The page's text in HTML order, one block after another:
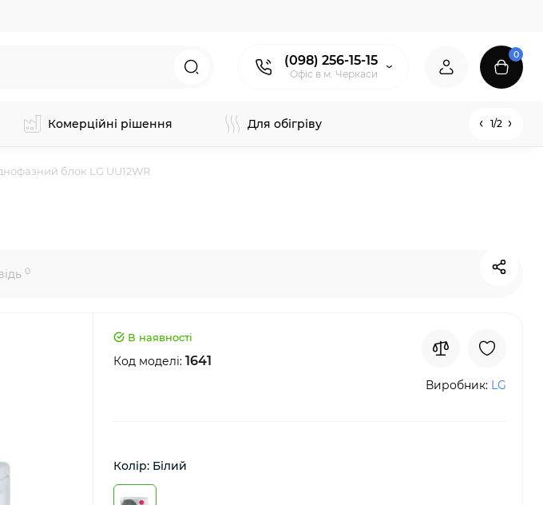
(098) 256-15-15
Офіс в м. Черкаси
0
Комерційні рішення Для обігріву 1/2
блок LG UU12WR
0
В наявності
Код моделі: 1641
Виробник: LG
Колір: Білий